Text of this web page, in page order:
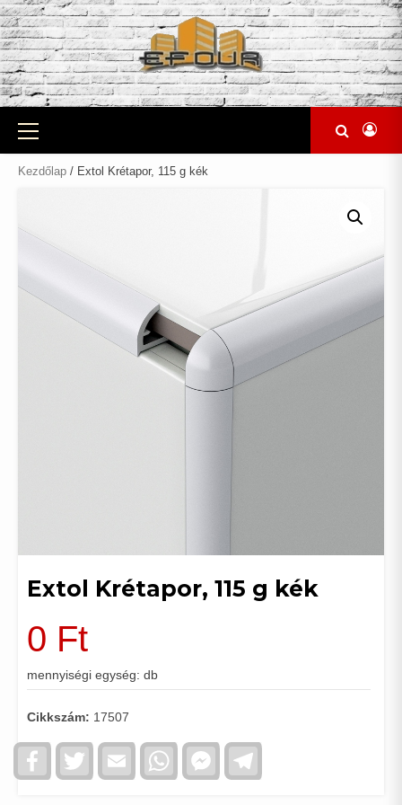
Skip
to
content
Primary
Menu
Kezdőlap / Extol Krétapor, 115 g kék
Extol Krétapor, 115 g kék
0 Ft
mennyiségi egység: db
Cikkszám: 17507
FacebookTwitter Email WhatsAppFacebook
Messenger